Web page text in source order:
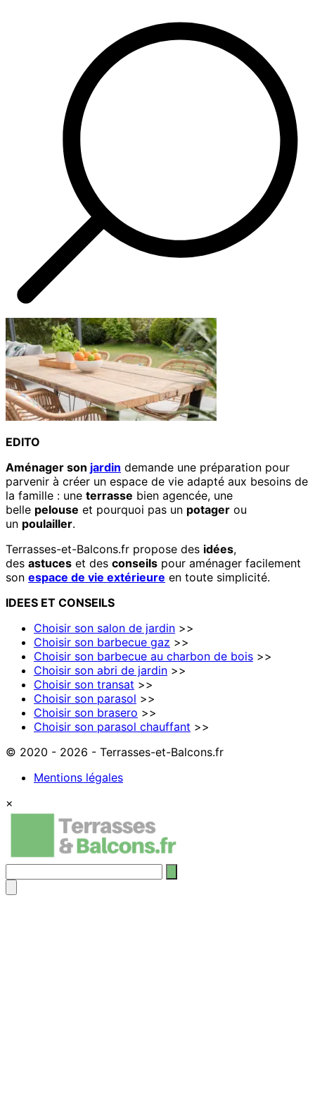
EDITO
Aménager son jardin demande une préparation pour
parvenir à créer un espace de vie adapté aux besoins de
la famille : une terrasse bien agencée, une
belle pelouse et pourquoi pas un potager ou
un poulailler.
Terrasses-et-Balcons.fr propose des idées,
des astuces et des conseils pour aménager facilement
son espace de vie extérieure en toute simplicité.
IDEES ET CONSEILS
Choisir son salon de jardin >>
Choisir son barbecue gaz >>
Choisir son barbecue au charbon de bois >>
Choisir son abri de jardin >>
Choisir son transat >>
Choisir son parasol >>
Choisir son brasero >>
Choisir son parasol chauffant >>
© 2020 - 2026 - Terrasses-et-Balcons.fr
Mentions légales
×
: